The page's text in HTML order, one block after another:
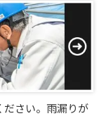
ださい。雨漏りが